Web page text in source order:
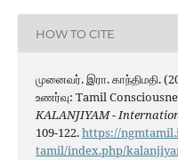
HOW TO CITE
முனைவர். இரா. காந்திமதி.
உணர்வு: Tamil
KALANJIYAM -
109-122.https://
tamil/index.php/